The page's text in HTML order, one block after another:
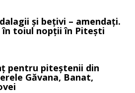
și bețivi – amendați.
în toiul nopții în Pitești
pentru piteștenii din
Găvana, Banat,